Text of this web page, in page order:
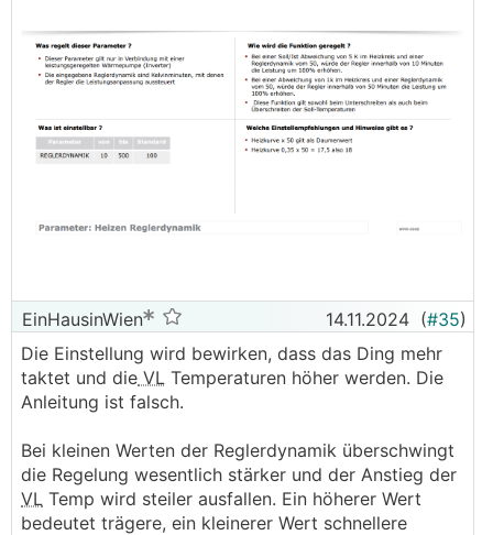
EinHausinWien 14.11.2024 (#35)
Die Einstellung wird bewirken, dass das Ding mehr
taktet und die VL Temperaturen höher werden. Die
Anleitung ist falsch.
Bei kleinen Werten der Reglerdynamik überschwingt
die Regelung wesentlich stärker und der Anstieg der
VL Temp wird steiler ausfallen. Ein höherer Wert
bedeutet trägere, ein kleinerer Wert schnellere